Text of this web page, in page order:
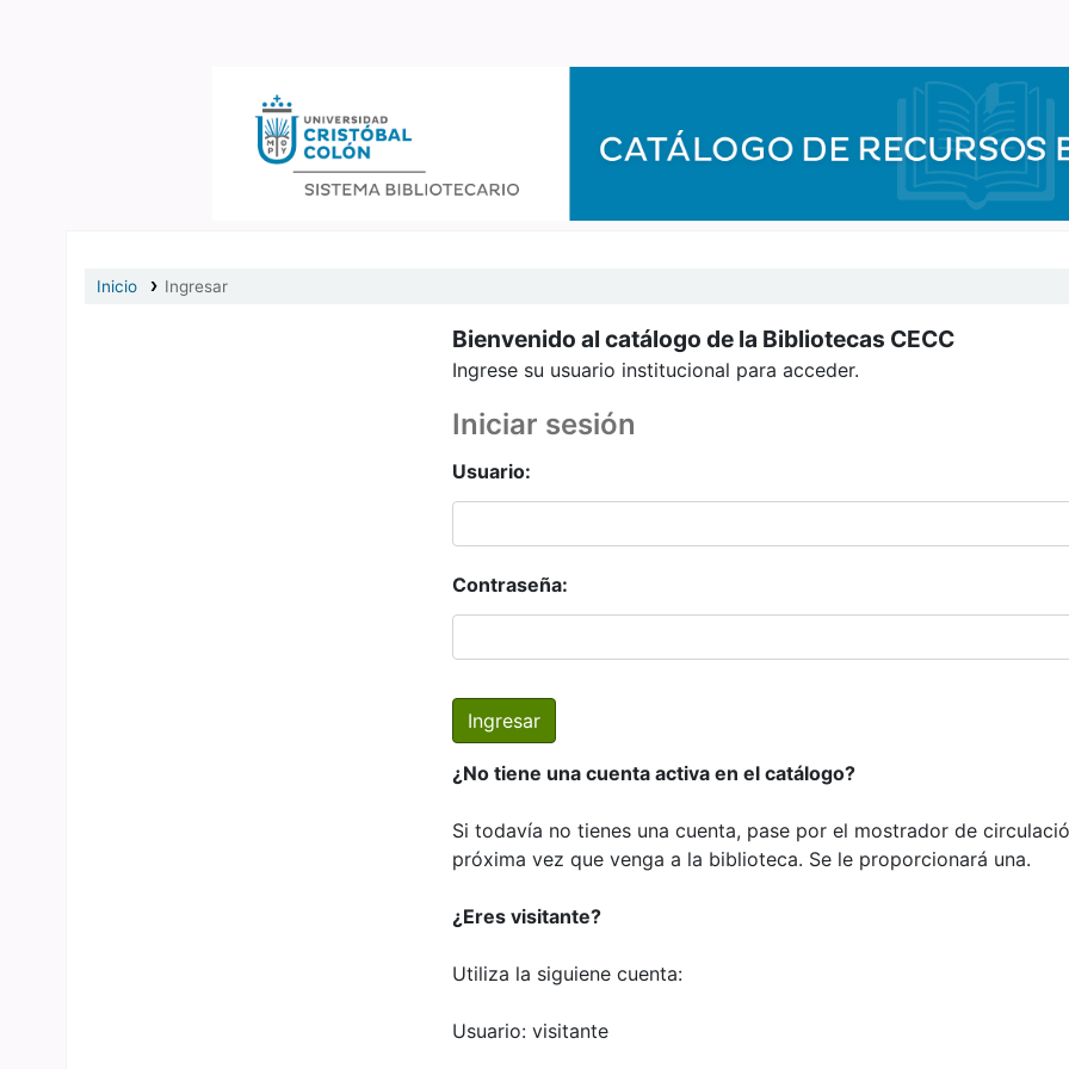
Inicio Ingresar
Bienvenido al catálogo de la Bibliotecas CECC
Ingrese su usuario institucional para acceder.
Iniciar sesión
Usuario:
Contraseña:
¿No tiene una cuenta activa en el catálogo?
Si todavía no tienes una cuenta, pase por el mostrador de
próxima vez que venga a la biblioteca. Se le proporcionará una.
¿Eres visitante?
Utiliza la siguiene cuenta:
Usuario: visitante